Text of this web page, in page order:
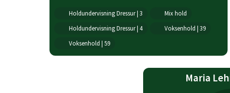
Holdundervisning Dressur | 3
Mix hold
Holdundervisning Dressur | 4
Voksenhold | 39
Voksenhold | 59
Maria